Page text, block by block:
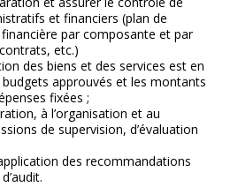
et financiers (plan de
par composante et par
etc.)
des biens et des services est en
approuvés et les montants
fixées ;
à l’organisation et au
de supervision, d’évaluation
des recommandations